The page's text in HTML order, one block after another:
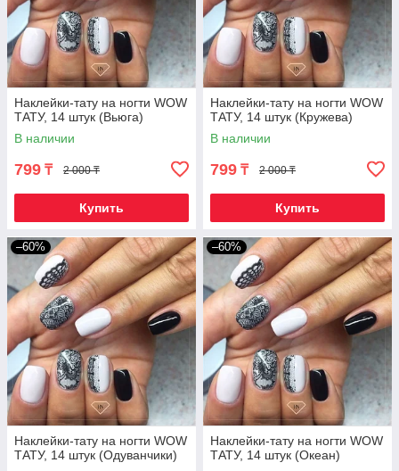
Наклейки-тату на ногти WOW
ТАТУ, 14 штук (Вьюга)
В наличии
799 ₸ 2 000 ₸
Купить
Наклейки-тату на ногти WOW
ТАТУ, 14 штук (Кружева)
В наличии
799 ₸ 2 000 ₸
Купить
–60%
Наклейки-тату на ногти WOW
ТАТУ, 14 штук (Одуванчики)
–60%
Наклейки-тату на ногти WOW
ТАТУ, 14 штук (Океан)